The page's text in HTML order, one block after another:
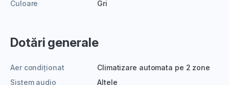
Culoare
Gri
Dotări generale
Aer condiționat
Climatizare automata pe 2 zone
Sistem audio
Altele